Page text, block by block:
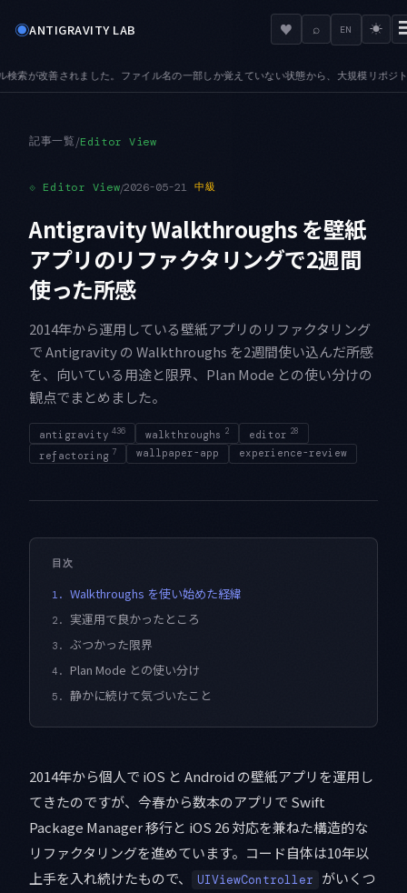
◉ANTIGRAVITY LAB ♥ ⌕ EN ☀
えていない状態から、大規模リポジトリでも目的のファイルへ辿り着けます●
記事一覧/Editor View
⟐ Editor View/2026-05-21 中級
Antigravity Walkthroughs を壁紙
アプリのリファクタリングで2週間
使った所感
2014年から運用している壁紙アプリのリファクタリング
で Antigravity の Walkthroughs を2週間使い込んだ所感
を、向いている用途と限界、Plan Mode との使い分けの
観点でまとめました。
antigravity 436 walkthroughs 2 editor 28
refactoring 7 wallpaper-app experience-review
目次
1. Walkthroughs を使い始めた経緯
2. 実運用で良かったところ
3. ぶつかった限界
4. Plan Mode との使い分け
5. 静かに続けて気づいたこと
2014年から個人で iOS と Android の壁紙アプリを運用し
てきたのですが、今春から数本のアプリで Swift
Package Manager 移行と iOS 26 対応を兼ねた構造的な
リファクタリングを進めています。コード自体は10年以
上手を入れ続けたもので、
UIViewController
がいくつ